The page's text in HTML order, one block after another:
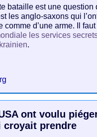
bataille est une question
les anglo-saxons qui
comme d’une arme. Il faut
les services
.
ont voulu
prendre